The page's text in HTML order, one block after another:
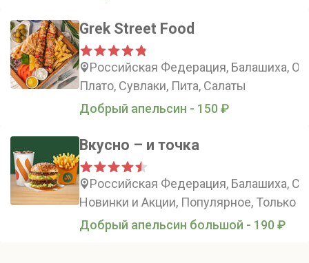
Grek Street Food
Российская Федерация, Балашиха,
Плато, Сувлаки, Пита, Салаты
Добрый апельсин - 150 ₽
Вкусно – и точка
Российская Федерация, Балашиха,
Новинки и Акции, Популярное, Только
Добрый апельсин большой - 190 ₽